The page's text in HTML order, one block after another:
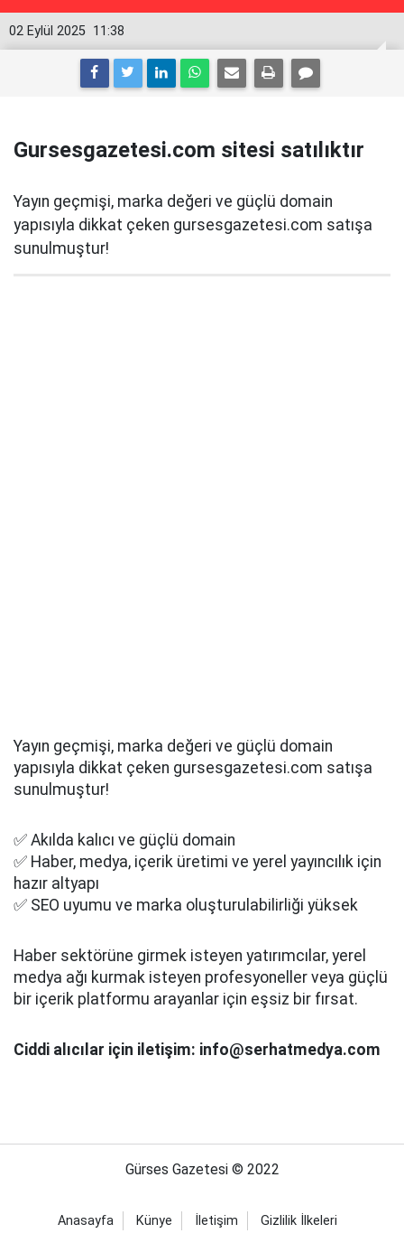
11:38
02 Eylül 2025
Gursesgazetesi.com sitesi satılıktır
Yayın geçmişi, marka değeri ve güçlü domain
yapısıyla dikkat çeken gursesgazetesi.com satışa
sunulmuştur!
Yayın geçmişi, marka değeri ve güçlü domain
yapısıyla dikkat çeken gursesgazetesi.com satışa
sunulmuştur!
✅ Akılda kalıcı ve güçlü domain
✅ Haber, medya, içerik üretimi ve yerel yayıncılık için
hazır altyapı
✅ SEO uyumu ve marka oluşturulabilirliği yüksek
Haber sektörüne girmek isteyen yatırımcılar, yerel
medya ağı kurmak isteyen profesyoneller veya güçlü
bir içerik platformu arayanlar için eşsiz bir fırsat.
Ciddi alıcılar için iletişim: info@serhatmedya.com
Gürses Gazetesi © 2022
Anasayfa Künye İletişim Gizlilik İlkeleri